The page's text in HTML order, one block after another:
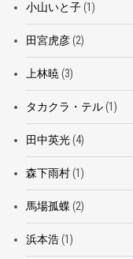
小山いと子(1)
田宮虎彦(2)
上林暁 (3)
タカクラ・テル(1)
田中英光(4)
森下雨村(1)
馬場孤蝶 (2)
浜本浩(1)